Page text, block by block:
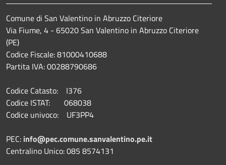
Comune di San Valentino in Abruzzo Citeriore
Via Fiume, 4 - 65020 San Valentino in Abruzzo Citeriore
(PE)
Codice Fiscale: 81000410688
Partita IVA: 00288790686
Codice Catasto: I376
Codice ISTAT: 068038
Codice univoco: UF3PP4
PEC: info@pec.comune.sanvalentino.pe.it
Centralino Unico: 085 8574131